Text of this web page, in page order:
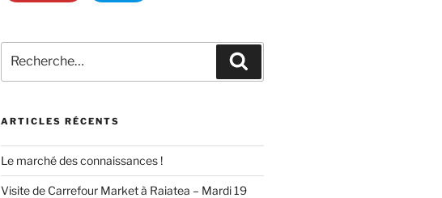
pour
:
ARTICLES RÉCENTS
Le marché des connaissances !
Visite de Carrefour Market à Raiatea – Mardi 19